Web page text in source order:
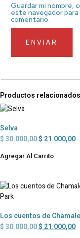
Guardar mi nombre,
este navegador para
comentario.
Productos relacionados
Selva
$ 30.000,00$ 21.000,00
Agregar Al Carrito
Los cuentos de
$ 30.000,00$ 21.000,00